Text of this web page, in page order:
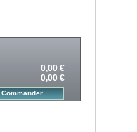
0,00 €
0,00 €
Commander